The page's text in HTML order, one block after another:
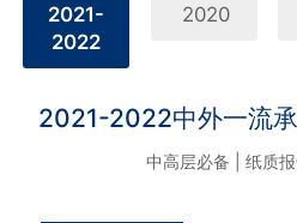
2021-
2022
2020
2021-2022中外一流
中高层必备 | 纸质